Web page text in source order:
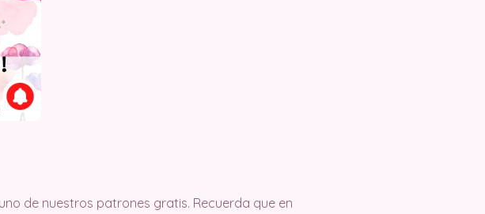
de nuestros patrones gratis. Recuerda que en